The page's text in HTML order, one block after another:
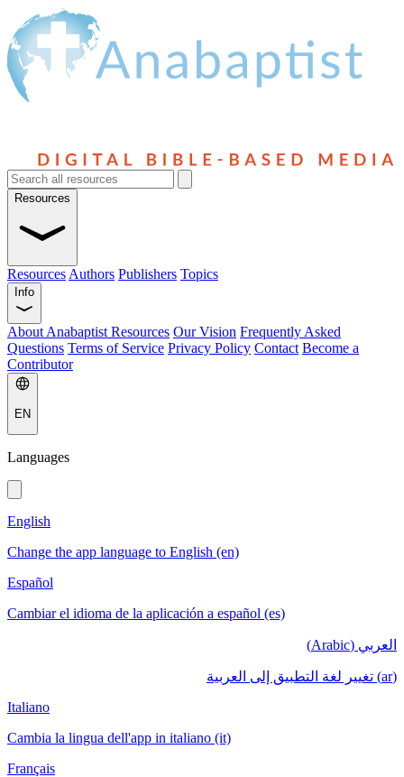
Resources
Resources Authors Publishers Topics
Info
About Anabaptist Resources Our Vision Frequently Asked
Questions Terms of Service Privacy Policy Contact Become a
Contributor
EN
Languages
English
Change the app language to English (en)
Español
Cambiar el idioma de la aplicación a español (es)
العربي (Arabic)
(ar) تغيير لغة التطبيق إلى العربية
Italiano
Cambia la lingua dell'app in italiano (it)
Français